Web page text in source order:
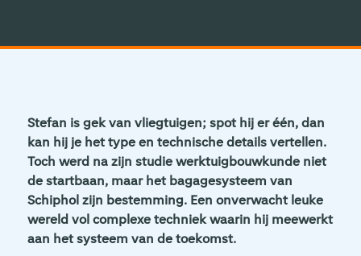
Stefan is gek van vliegtuigen; spot hij er één, dan
kan hij je het type en technische details vertellen.
Toch werd na zijn studie werktuigbouwkunde niet
de startbaan, maar het bagagesysteem van
Schiphol zijn bestemming. Een onverwacht leuke
wereld vol complexe techniek waarin hij meewerkt
aan het systeem van de toekomst.